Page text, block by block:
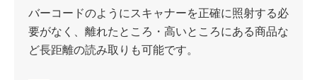
バーコードのようにスキャナーを正確に照射する必
要がなく、離れたところ・高いところにある商品な
ど長距離の読み取りも可能です。